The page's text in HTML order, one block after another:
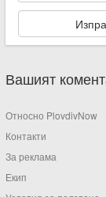
Вашият
Относно PlovdivNow
Контакти
За реклама
Екип